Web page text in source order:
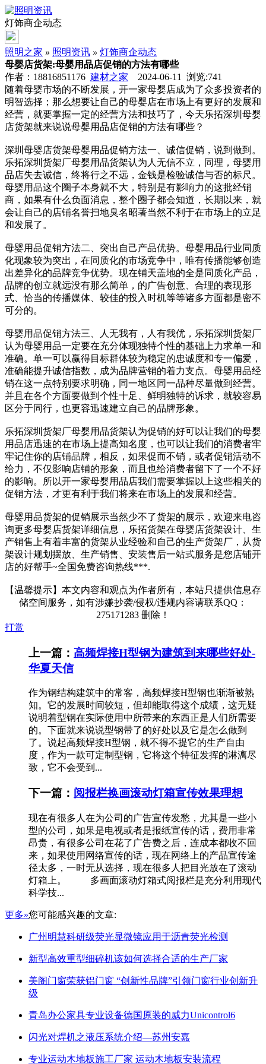
灯饰商企动态
照明之家 » 照明资讯 » 灯饰商企动态
母婴店货架:母婴用品店促销的方法有哪些
作者：18816851176 建材之家 2024-06-11 浏览:741
随着母婴市场的不断发展，开一家母婴店成为了众多投资者的
明智选择；那么想要让自己的母婴店在市场上有更好的发展和
经营，就要掌握一定的经营方法和技巧了，今天乐拓深圳母婴
店货架就来说说母婴用品店促销的方法有哪些？
深圳母婴店货架母婴用品促销方法一、诚信促销，说到做到。
乐拓深圳货架厂母婴用品货架认为人无信不立，同理，母婴用
品店失去诚信，终将行之不远，金钱是检验诚信与否的标尺。
母婴用品这个圈子本身就不大，特别是有影响力的这批经销
商，如果有什么负面消息，整个圈子都会知道，长期以来，就
会让自己的店铺名誉扫地臭名昭著当然不利于在市场上的立足
和发展了。
母婴用品促销方法二、突出自己产品优势。母婴用品行业同质
化现象较为突出，在同质化的市场竞争中，唯有传播能够创造
出差异化的品牌竞争优势。现在铺天盖地的全是同质化产品，
品牌的创立就远没有那么简单，的广告创意、合理的表现形
式、恰当的传播媒体、较佳的投入时机等等诸多方面都是密不
可分的。
母婴用品促销方法三、人无我有，人有我优，乐拓深圳货架厂
认为母婴用品一定要在充分体现独特个性的基础上力求单一和
准确。单一可以赢得目标群体较为稳定的忠诚度和专一偏爱，
准确能提升诚信指数，成为品牌营销的着力支点。母婴用品经
销在这一点特别要求明确，同一地区同一品种尽量做到经营。
并且在各个方面要做到个性十足、鲜明独特的诉求，就较容易
区分于同行，也更容迅速建立自己的品牌形象。
乐拓深圳货架厂母婴用品货架认为促销的好可以让我们的母婴
用品店迅速的在市场上提高知名度，也可以让我们的消费者牢
牢记住你的店铺品牌，相反，如果促而不销，或者促销活动不
给力，不仅影响店铺的形象，而且也给消费者留下了一个不好
的影响。所以开一家母婴用品店我们需要掌握以上这些相关的
促销方法，才更有利于我们将来在市场上的发展和经营。
母婴用品货架的促销展示当然少不了货架的展示，欢迎来电咨
询更多母婴店货架详细信息，乐拓货架在母婴店货架设计、生
产销售上有着丰富的货架从业经验和自己的生产货架厂，从货
架设计规划摆放、生产销售、安装售后一站式服务是您店铺开
店的好帮手~全国免费咨询热线***.
【温馨提示】本文内容和观点为作者所有，本站只提供信息存
储空间服务，如有涉嫌抄袭/侵权/违规内容请联系QQ：
275171283 删除！
打赏
上一篇： 高频焊接H型钢为建筑到来哪些好处-
华夏天信
作为钢结构建筑中的常客，高频焊接H型钢也渐渐被熟
知。它的发展时间较短，但却能取得这个成绩，这无疑
说明着型钢在实际使用中所带来的东西正是人们所需要
的。下面就来说说型钢带了的好处以及它是怎么做到
了。说起高频焊接H型钢，就不得不提它的生产自由
度，作为一款可定制型钢，它将这个特征发挥的淋漓尽
致，它不会受到...
下一篇： 阅报栏换画滚动灯箱宣传效果理想
现在有很多人在为公司的广告宣传发愁，尤其是一些小
型的公司，如果是电视或者是报纸宣传的话，费用非常
昂贵，有很多公司在花了广告费之后，连成本都收不回
来，如果使用网络宣传的话，现在网络上的产品宣传途
径太多，一时无从选择，现在很多人把目光放在了滚动
灯箱上。 多画面滚动灯箱式阅报栏是充分利用现代
科学技...
更多»您可能感兴趣的文章:
广州明慧科研级荧光显微镜应用于沥青荧光检测
新型高效重型细碎机该如何选择合适的生产厂家
美阁门窗荣获铝门窗 “创新性品牌”引领门窗行业创新升
级
青岛办公家具专业设备德国原装的威力Unicontrol6
闪光对焊机之液压系统介绍—苏州安嘉
专业运动木地板施工厂家 运动木地板安装流程